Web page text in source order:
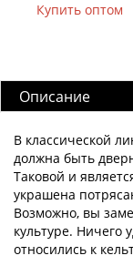
Купить оптом
Описание
В классической
должна быть
Таковой и
украшена
Возможно, вы
культуре. Ничего
относились к